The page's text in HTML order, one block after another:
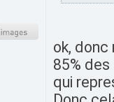
ok, donc
85%
qui